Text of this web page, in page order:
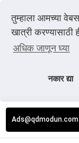
तुम्हाला आमच्या
खात्री करण्यासाठी
अधिक जाणून घ्या
नकार द्या
Ads@qdmodun.com